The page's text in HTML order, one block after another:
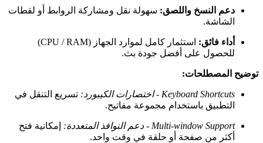
دعم النسخ واللصق: سهولة نقل ومشاركة الروابط أو لقطات
الشاشة.
أداء فائق:
استثمار كامل لموارد الجهاز (CPU / RAM)
للحصول على أفضل جودة بث.
توضيح المصطلحات:
Keyboard Shortcuts - اختصارات الكيبورد:
تسريع التنقل في
التطبيق باستخدام مجموعة مفاتيح.
Multi-window Support - دعم النوافذ المتعددة:
إمكانية فتح
أكثر من صفحة أو حلقة في وقت واحد.